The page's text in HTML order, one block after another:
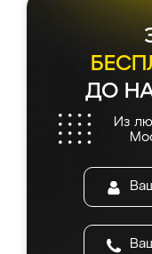
ДО
Из